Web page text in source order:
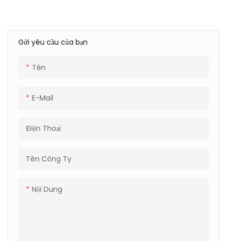
Gửi yêu cầu của bạn
Tên
E-Mail
Điện Thoại
Tên Công Ty
Nội Dung